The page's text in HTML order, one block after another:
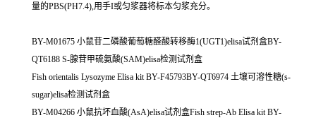
量的PBS(PH7.4),用手I或匀浆器将标本匀浆充分。
BY-M01675 小鼠苷二磷酸葡萄糖醛酸转移酶1(UGT1)elisa试剂盒BY-
QT6188 S-腺苷甲硫氨酸(SAM)elisa检测试剂盒
Fish orientalis Lysozyme Elisa kit BY-F45793BY-QT6974 土壤可溶性糖(s-
sugar)elisa检测试剂盒
BY-M04266 小鼠抗坏血酸(AsA)elisa试剂盒Fish strep-Ab Elisa kit BY-